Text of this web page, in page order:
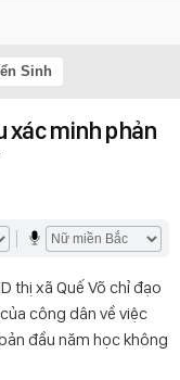
Sinh
xác minh phản
thị xã Quế Võ chỉ đạo
công dân về việc
đầu năm học không